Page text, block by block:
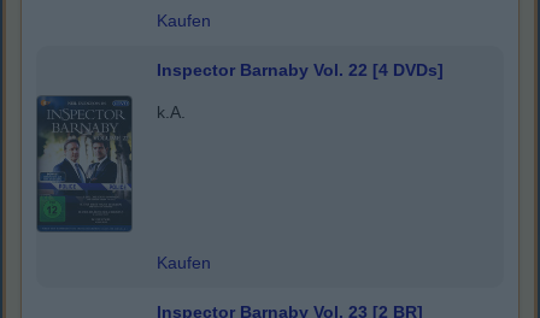
Kaufen
Inspector Barnaby Vol. 22 [4 DVDs]
k.A.
Kaufen
Inspector Barnaby Vol. 23 [2 BR]